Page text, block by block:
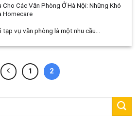
Cho Các Văn Phòng Ở Hà Nội: Những Khó
Homecare
tạp vụ văn phòng là một nhu cầu...
1 2